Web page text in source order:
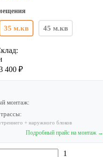
35 м.кв 45 м.кв
400 ₽
монтаж:
+ наружного блоков
Подробный прайс на монтаж →
1